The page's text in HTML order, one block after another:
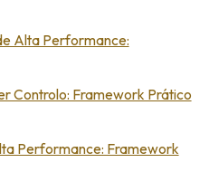
Alta Performance:
Controlo: Framework Prático
Performance: Framework